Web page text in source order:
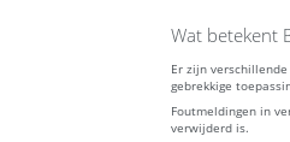
Wat betekent
Er zijn
gebrekkige
Foutmeldingen in
verwijderd is.